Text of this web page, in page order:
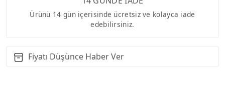
Ürünü 14 gün içerisinde ücretsiz ve kolayca iade
edebilirsiniz.
Fiyatı Düşünce Haber Ver